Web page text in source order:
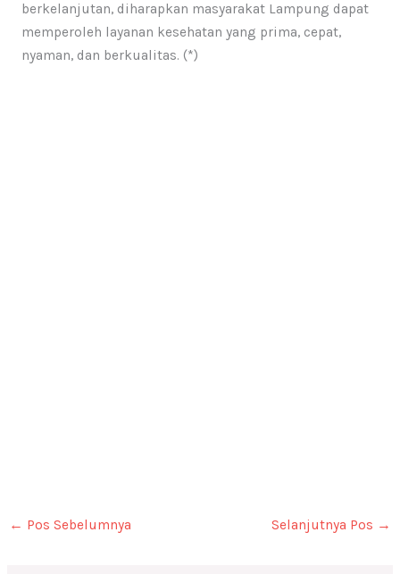
berkelanjutan, diharapkan masyarakat Lampung dapat
memperoleh layanan kesehatan yang prima, cepat,
nyaman, dan berkualitas. (*)
← Pos Sebelumnya Selanjutnya Pos →